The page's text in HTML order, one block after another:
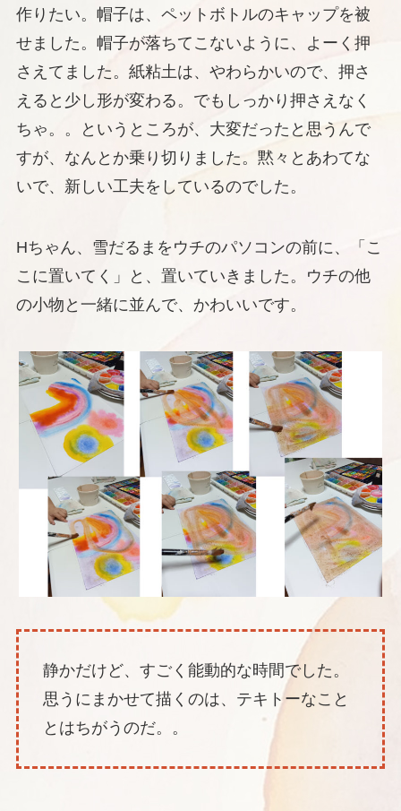
作りたい。帽子は、ペットボトルのキャップを被
せました。帽子が落ちてこないように、よーく押
さえてました。紙粘土は、やわらかいので、押さ
えると少し形が変わる。でもしっかり押さえなく
ちゃ。。というところが、大変だったと思うんで
すが、なんとか乗り切りました。黙々とあわてな
いで、新しい工夫をしているのでした。
Hちゃん、雪だるまをウチのパソコンの前に、「こ
こに置いてく」と、置いていきました。ウチの他
の小物と一緒に並んで、かわいいです。
静かだけど、すごく能動的な時間でした。
思うにまかせて描くのは、テキトーなこと
とはちがうのだ。。